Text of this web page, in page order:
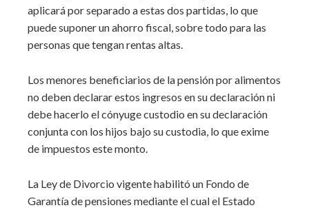
aplicará por separado a estas dos partidas, lo que
puede suponer un ahorro fiscal, sobre todo para las
personas que tengan rentas altas.
Los menores beneficiarios de la pensión por alimentos
no deben declarar estos ingresos en su declaración ni
debe hacerlo el cónyuge custodio en su declaración
conjunta con los hijos bajo su custodia, lo que exime
de impuestos este monto.
La Ley de Divorcio vigente habilitó un Fondo de
Garantía de pensiones mediante el cual el Estado